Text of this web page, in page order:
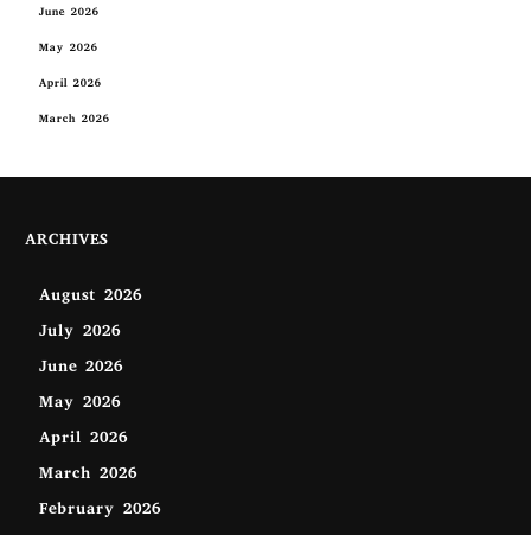
June 2026
May 2026
April 2026
March 2026
ARCHIVES
August 2026
July 2026
June 2026
May 2026
April 2026
March 2026
February 2026